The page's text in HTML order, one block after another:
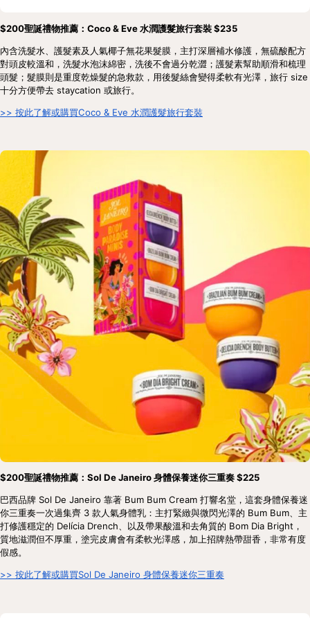
$200聖誕禮物推薦：Coco & Eve 水潤護髮旅行套裝 $235
內含洗髮水、護髮素及人氣椰子無花果髮膜，主打深層補水修護，無硫酸配方
對頭皮較溫和，洗髮水泡沫綿密，洗後不會過分乾澀；護髮素幫助順滑和梳理
頭髮；髮膜則是重度乾燥髮的急救款，用後髮絲會變得柔軟有光澤，旅行 size
十分方便帶去 staycation 或旅行。
>> 按此了解或購買Coco & Eve 水潤護髮旅行套裝
$200聖誕禮物推薦：Sol De Janeiro 身體保養迷你三重奏 $225
巴西品牌 Sol De Janeiro 靠著 Bum Bum Cream 打響名堂，這套身體保養迷
你三重奏一次過集齊 3 款人氣身體乳：主打緊緻與微閃光澤的 Bum Bum、主
打修護穩定的 Delícia Drench、以及帶果酸溫和去角質的 Bom Dia Bright，
質地滋潤但不厚重，塗完皮膚會有柔軟光澤感，加上招牌熱帶甜香，非常有度
假感。
>> 按此了解或購買Sol De Janeiro 身體保養迷你三重奏